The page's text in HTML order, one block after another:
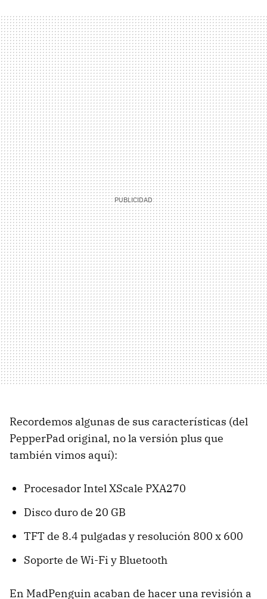
Recordemos algunas de sus características (del
PepperPad original, no la versión plus que
también vimos aquí):
Procesador Intel XScale PXA270
Disco duro de 20 GB
TFT de 8.4 pulgadas y resolución 800 x 600
Soporte de Wi-Fi y Bluetooth
En MadPenguin acaban de hacer una revisión a